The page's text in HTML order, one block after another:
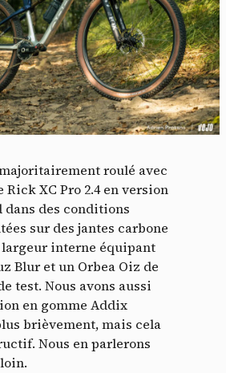
roulé avec
Rick XC Pro 2.4 en version
dans des conditions
sur des jantes carbone
largeur interne équipant
Blur et un Orbea Oiz de
test. Nous avons aussi
en gomme Addix
brièvement, mais cela
Nous en parlerons